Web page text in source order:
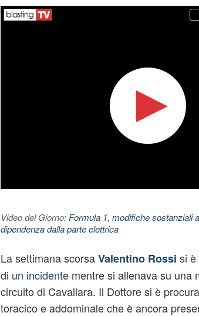
Video del Giorno: Formula 1, modifiche sostanziali
dipendenza dalla parte elettrica
La settimana scorsaValentino Rossi si è
di un incidentementre si allenava su una
circuito di Cavallara. Il Dottore si è
toracico e addominale che è ancora